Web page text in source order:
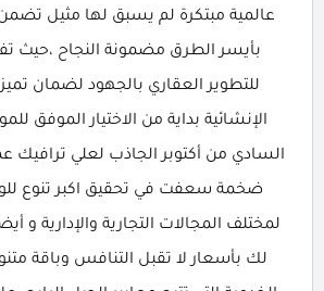
عالمية مبتكرة لم يسبق لها مثيل
بأيسر الطرق مضمونة النجاح ،حيث
للتطوير العقاري بالجهود لضمان
الإنشائية بداية من الاختيار الموفق
السادي من أكتوبر الجاذب لعلي ترافيك
ضخمة سعفت في تحقيق اكبر تنوع
لمختلف المجالات التجارية والإدارية و
لك بأسعار لا تقبل التنافس وباقة